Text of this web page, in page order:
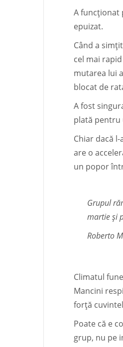
A funcționat
epuizat.
Când a
cel mai
mutarea lui
blocat de
A fost
plată pentru
Chiar dacă
are o
un popor
Grupul
martie și
Roberto
Climatul
Mancini
forță
Poate că e
grup, nu pe